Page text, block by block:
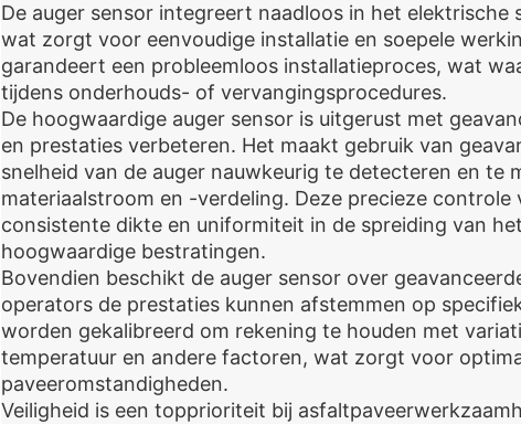
De auger sensor integreert naadloos in het elektrische
wat zorgt voor eenvoudige installatie en soepele
garandeert een probleemloos installatieproces, wat
tijdens onderhouds- of vervangingsprocedures.
De hoogwaardige auger sensor is uitgerust met
en prestaties verbeteren. Het maakt gebruik van
snelheid van de auger nauwkeurig te detecteren en te
materiaalstroom en -verdeling. Deze precieze controle
consistente dikte en uniformiteit in de spreiding van
hoogwaardige bestratingen.
Bovendien beschikt de auger sensor over
operators de prestaties kunnen afstemmen op
worden gekalibreerd om rekening te houden met
temperatuur en andere factoren, wat zorgt voor
paveeromstandigheden.
Veiligheid is een topprioriteit bij